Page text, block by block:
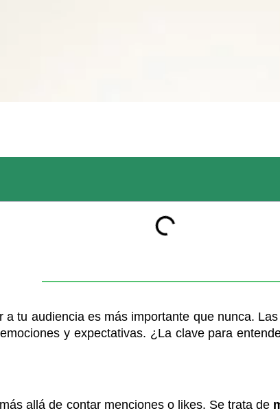
tu audiencia es más importante que nunca.
y expectativas. ¿La clave para
allá de contar menciones o likes. Se trata de